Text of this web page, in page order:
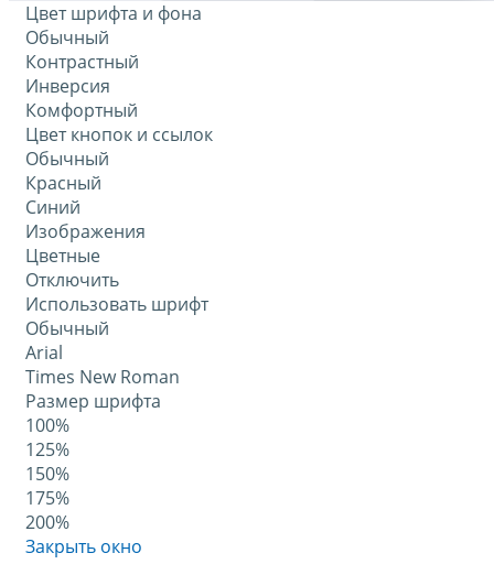
Цвет шрифта и фона
Обычный
Контрастный
Инверсия
Комфортный
Цвет кнопок и ссылок
Обычный
Красный
Синий
Изображения
Цветные
Отключить
Использовать шрифт
Обычный
Arial
Times New Roman
Размер шрифта
100%
125%
150%
175%
200%
Закрыть окно